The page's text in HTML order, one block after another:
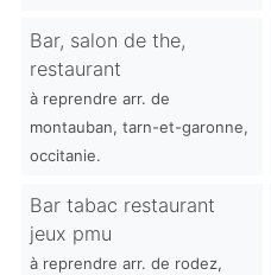
Bar, salon de the,
restaurant
à reprendre arr. de
montauban, tarn-et-garonne,
occitanie.
Bar tabac restaurant
jeux pmu
à reprendre arr. de rodez,